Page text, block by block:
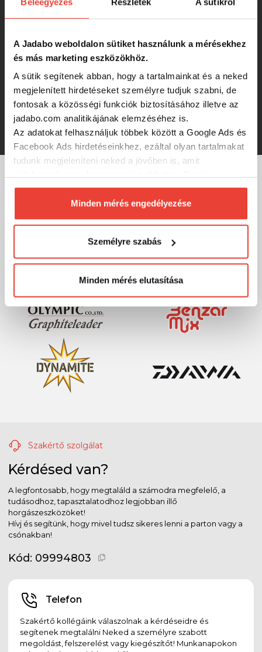
A Jadabo weboldalon sütiket használunk a mérésekhez
és más marketing eszközökhöz.
A sütik segítenek abban, hogy a tartalmainkat és a neked
megjelenített hirdetéseket személyre tudjuk szabni, de
fontosak a közösségi funkciók biztosításához illetve az
jadabo.com analitikájának elemzéséhez is.
Az adatokat felhasználjuk többek között a Google Ads és
Facebook Ads hirdetéseinkhez, ezáltal olyan tartalmakat
tudunk megjeleníteni neked a jövőben is, amit
biztosításához arra kérünk, hogy engedd meg
számunkra minden mérés használatát.
Természetesensoha semmilyen formában nem fogunk
megváltoztathatod a döntésed ezzel kapcsolatban.
Előre is köszönjük!
Minden mérés engedélyezése
Személyre szabás
Minden mérés elutasítása
990 Ft
Maver Gall. Relity Úszó R2 0,2G
990 Ft
MÁRKÁINK
Szakértő szolgálat
Kérdésed van?
A legfontosabb, hogy megtaláld a számodra megfelelő, a
tudásodhoz, tapasztalatodhoz legjobban illő
horgászeszközöket!
Hívj és segítünk, hogy mivel tudsz sikeres lenni a parton vagy a
csónakban!
Kód: 09994803
Telefon
Szakértő kollégáink válaszolnak a kérdéseidre és
segítenek megtalálni Neked a személyre szabott
megoldást, felszerelést vagy kiegészítőt! Munkanapokon